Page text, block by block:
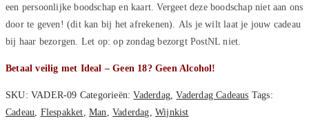
een persoonlijke boodschap en kaart. Vergeet deze boodschap niet aan ons
door te geven! (dit kan bij het afrekenen). Als je wilt laat je jouw cadeau
bij haar bezorgen. Let op: op zondag bezorgt PostNL niet.
Betaal veilig met Ideal – Geen 18? Geen Alcohol!
SKU: VADER-09 Categorieën:Vaderdag,Vaderdag Cadeaus Tags:
Cadeau, Flespakket,Man,Vaderdag,Wijnkist